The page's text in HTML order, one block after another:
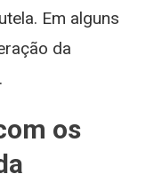
Em alguns
da
os